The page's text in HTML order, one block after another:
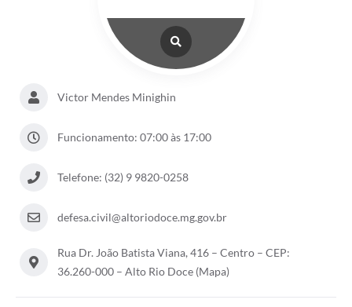
Victor Mendes Minighin
Funcionamento: 07:00 às 17:00
Telefone: (32) 9 9820-0258
defesa.civil@altoriodoce.mg.gov.br
Rua Dr. João Batista Viana, 416 – Centro – CEP:
36.260-000 – Alto Rio Doce (Mapa)